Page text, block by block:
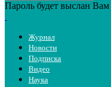
Пароль будет выслан
Журнал
Новости
Подписка
Видео
Наука